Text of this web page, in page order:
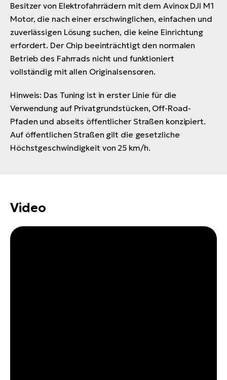
Besitzer von Elektrofahrrädern mit dem Avinox DJI M1
Motor, die nach einer erschwinglichen, einfachen und
zuverlässigen Lösung suchen, die keine Einrichtung
erfordert. Der Chip beeinträchtigt den normalen
Betrieb des Fahrrads nicht und funktioniert
vollständig mit allen Originalsensoren.
Hinweis: Das Tuning ist in erster Linie für die
Verwendung auf Privatgrundstücken, Off-Road-
Pfaden und abseits öffentlicher Straßen konzipiert.
Auf öffentlichen Straßen gilt die gesetzliche
Höchstgeschwindigkeit von 25 km/h.
Video